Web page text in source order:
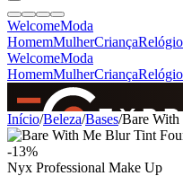
WelcomeModa
HomemMulherCriança
WelcomeModa
HomemMulherCriança
SINCE 2005
Início/Beleza/Bases/Bare With
-13%
Nyx Professional Make Up